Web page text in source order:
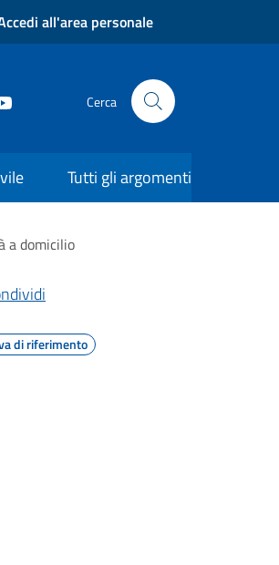
all'area personale
Cerca
Tutti gli argomenti
a domicilio
di riferimento